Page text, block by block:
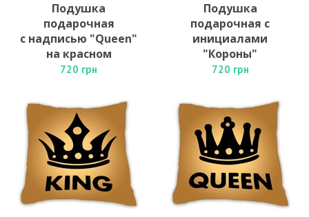
Подушка
подарочная
с надписью "Queen"
на красном
720 грн
Подушка
подарочная с
инициалами
"Короны"
720 грн